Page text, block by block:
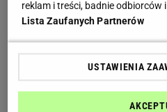
Spór na Kremlu?
może zabić kraj"
Raport wywiadu
zaatakować
reklam i treści, badnie odbiorców
Lista Zaufanych Partnerów
USTAWIENIA